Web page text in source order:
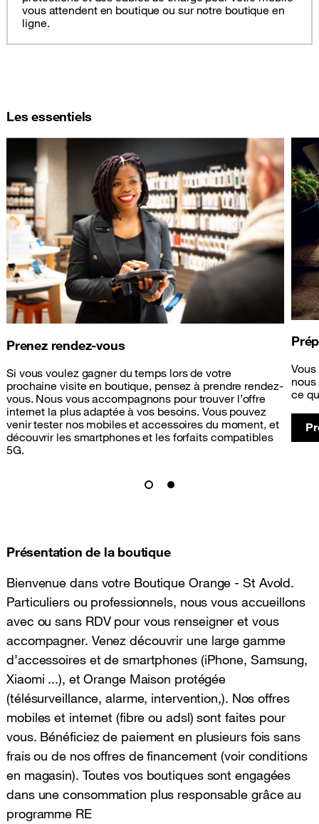
vous attendent en boutique ou sur notre boutique en
ligne.
Les essentiels
Prenez rendez-vous
Si vous voulez gagner du temps lors de votre
prochaine visite en boutique, pensez à prendre rendez-
vous. Nous vous accompagnons pour trouver l’offre
internet la plus adaptée à vos besoins. Vous pouvez
venir tester nos mobiles et accessoires du moment, et
découvrir les smartphones et les forfaits compatibles
5G.
ce
Présentation de la boutique
Bienvenue dans votre Boutique Orange - St Avold.
Particuliers ou professionnels, nous vous accueillons
avec ou sans RDV pour vous renseigner et vous
accompagner. Venez découvrir une large gamme
d’accessoires et de smartphones (iPhone, Samsung,
Xiaomi ...), et Orange Maison protégée
(télésurveillance, alarme, intervention,). Nos offres
mobiles et internet (fibre ou adsl) sont faites pour
vous. Bénéficiez de paiement en plusieurs fois sans
frais ou de nos offres de financement (voir conditions
en magasin). Toutes vos boutiques sont engagées
dans une consommation plus responsable grâce au
programme RE